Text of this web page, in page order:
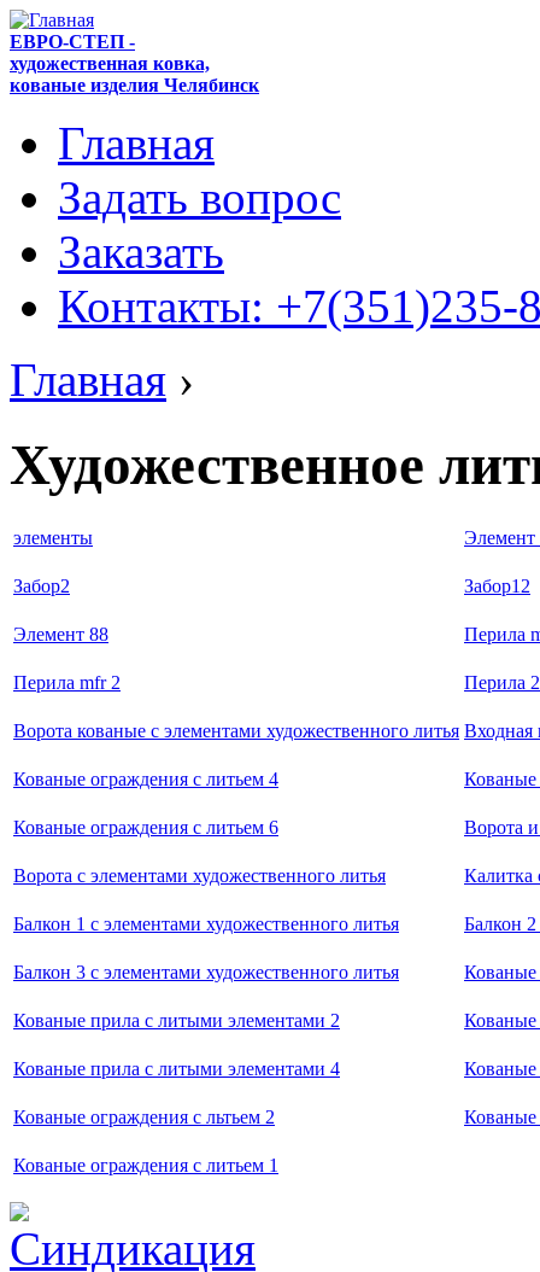
ЕВРО-СТЕП -
художественная ковка,
кованые изделия Челябинск
Главная
Задать вопрос
Заказать
Контакты: +7(351)235-
Главная ›
Художественное
элементы Элемент
Забор2 Забор12
Элемент 88 Перила
Перила mfr 2 Перила
Ворота кованые с элементами художественного литья Входная
Кованые ограждения с литьем 4 Кованые
Кованые ограждения с литьем 6 Ворота
Ворота с элементами художественного литья Калитка
Балкон 1 с элементами художественного литья Балкон
Балкон 3 с элементами художественного литья Кованые
Кованые прила с литыми элементами 2 Кованые
Кованые прила с литыми элементами 4 Кованые
Кованые ограждения с льтьем 2 Кованые
Кованые ограждения с литьем 1